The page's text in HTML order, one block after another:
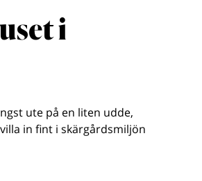
i
ute på en liten udde,
in fint i skärgårdsmiljön